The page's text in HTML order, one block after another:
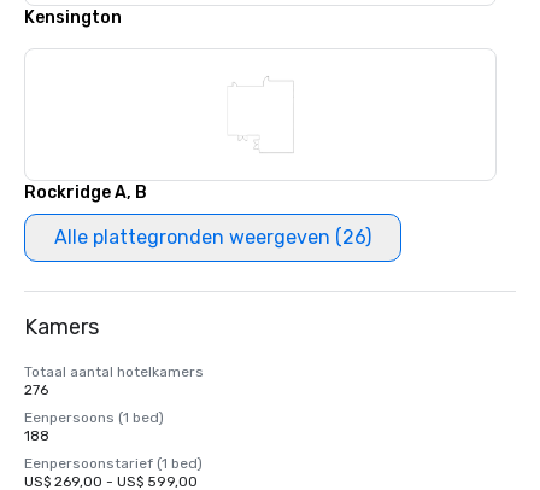
Kensington
Rockridge A, B
Alle plattegronden weergeven (26)
Kamers
Totaal aantal hotelkamers
276
Eenpersoons (1 bed)
188
Eenpersoonstarief (1 bed)
US$ 269,00 - US$ 599,00